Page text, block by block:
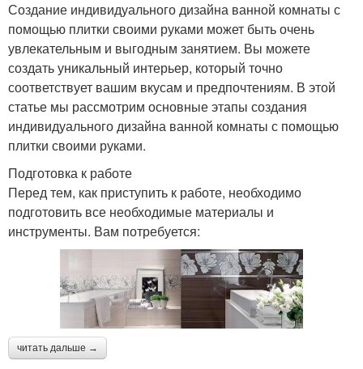
Создание индивидуального дизайна ванной комнаты с
помощью плитки своими руками может быть очень
увлекательным и выгодным занятием. Вы можете
создать уникальный интерьер, который точно
соответствует вашим вкусам и предпочтениям. В этой
статье мы рассмотрим основные этапы создания
индивидуального дизайна ванной комнаты с помощью
плитки своими руками.
Подготовка к работе
Перед тем, как приступить к работе, необходимо
подготовить все необходимые материалы и
инструменты. Вам потребуется:
читать дальше →